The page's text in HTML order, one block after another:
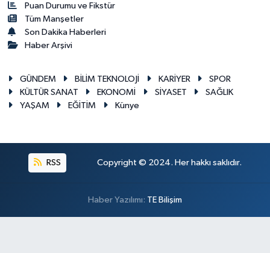
Puan Durumu ve Fikstür
Tüm Manşetler
Son Dakika Haberleri
Haber Arşivi
GÜNDEM BİLİM TEKNOLOJİ KARİYER
SPOR
KÜLTÜR SANAT
EKONOMİ SİYASET
SAĞLIK
YAŞAM
EĞİTİM Künye
RSS Copyright © 2024. Her hakkı saklıdır.
Haber Yazılımı: TE Bilişim